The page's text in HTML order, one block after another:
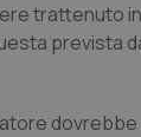
trattenuto
prevista